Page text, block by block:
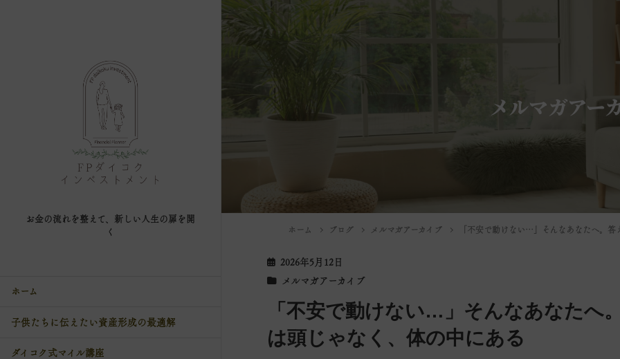
お金の流れを整えて、新しい人生の扉を開
く
ホーム
子供たちに伝えたい資産形成の最適解
ダイコク式マイル講座
メルマガアー
ホーム ブログ メルマガアーカイブ 「不安で動けない…」そんなあなたへ。
2026年5月12日
メルマガアーカイブ
「不安で動けない…」そんなあなたへ
は頭じゃなく、体の中にある